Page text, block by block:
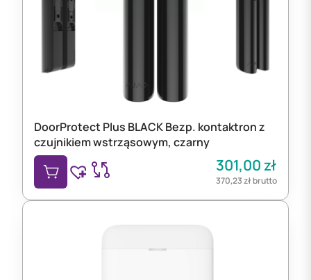
DoorProtect Plus BLACK Bezp. kontaktron z
czujnikiem wstrząsowym, czarny
301,00zł
370,23złbrutto